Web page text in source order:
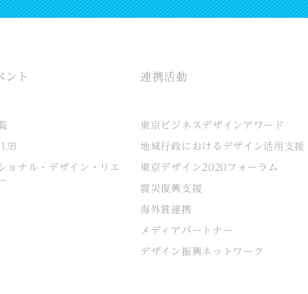
ント
ョナル・デザイン・リエ
連携活動
東京ビジネスデザインアワード
地域行政におけるデザイン活用支援
東京デザイン2020フォーラム
震災復興支援
海外賞連携
メディアパートナー
デザイン振興ネットワーク